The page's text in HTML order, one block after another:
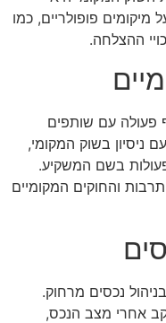
מיקומים פופולריים, כמו
ההצלחה.
פעולה עם שותפים
ניסיון בשוק המקומי,
בשם המשקיע.
והחוקים המקומיים
נכסים מרחוק.
אחרי מצב הנכס,